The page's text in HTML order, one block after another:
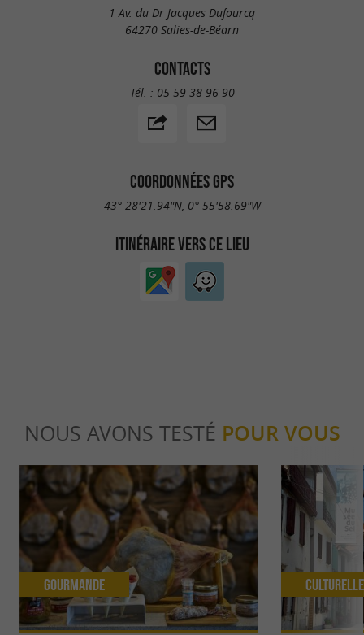
1 Av. du Dr Jacques Dufourcq
64270 Salies-de-Béarn
CONTACTS
Tél. : 05 59 38 96 90
COORDONNÉES GPS
43° 28'21.94"N, 0° 55'58.69"W
ITINÉRAIRE VERS CE LIEU
NOUS AVONS TESTÉ POUR VOUS
Gourmande Culturelle